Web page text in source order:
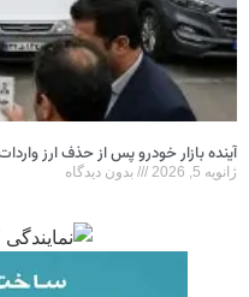
آینده بازار خودرو پس از حذف ارز واردات
ژانویه 5, 2026 بدون دیدگاه